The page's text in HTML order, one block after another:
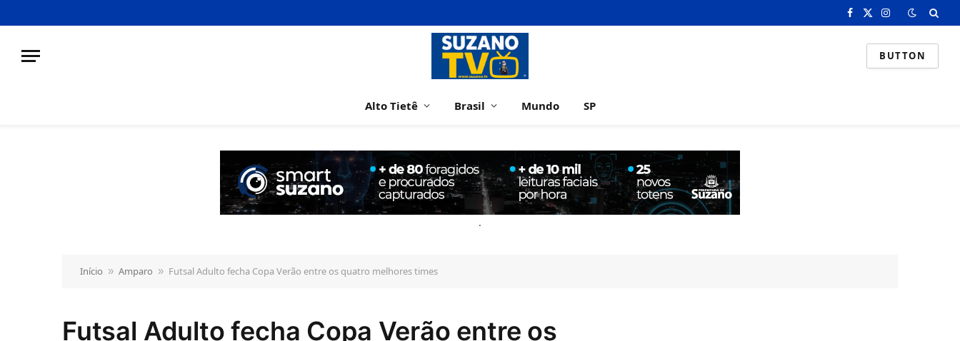
Facebook
X
Instagram
BUTTON
Alto Tietê Brasil Mundo SP
.
Início » Amparo » Futsal Adulto fecha Copa Verão entre os quatro melhores times
Futsal Adulto fecha Copa Verão entre os